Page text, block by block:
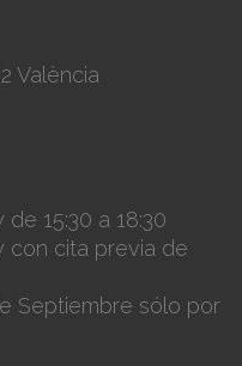
València
de 15:30 a 18:30
con cita previa de
Septiembre sólo por